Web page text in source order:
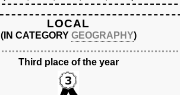
LOCAL
(IN CATEGORY GEOGRAPHY)
Third place of the year